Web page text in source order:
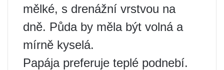
mělké, s drenážní vrstvou na
dně. Půda by měla být volná a
mírně kyselá.
Papája preferuje teplé podnebí.